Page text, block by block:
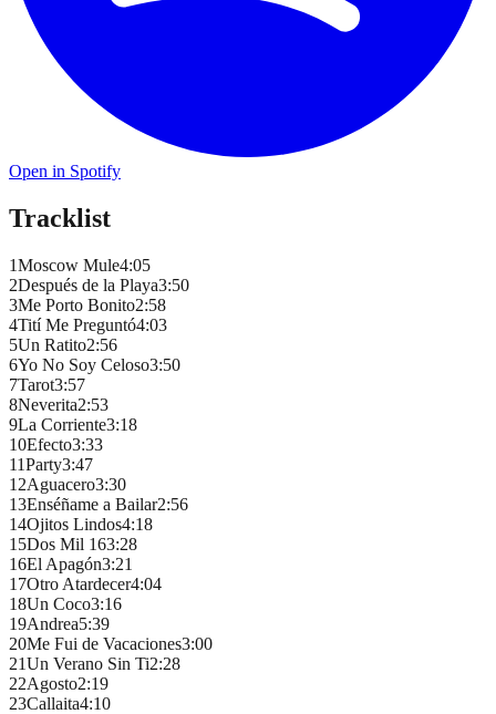
Open in Spotify
Tracklist
1Moscow Mule4:05
2Después de la Playa3:50
3Me Porto Bonito2:58
4Tití Me Preguntó4:03
5Un Ratito2:56
6Yo No Soy Celoso3:50
7Tarot3:57
8Neverita2:53
9La Corriente3:18
10Efecto3:33
11Party3:47
12Aguacero3:30
13Enséñame a Bailar2:56
14Ojitos Lindos4:18
15Dos Mil 163:28
16El Apagón3:21
17Otro Atardecer4:04
18Un Coco3:16
19Andrea5:39
20Me Fui de Vacaciones3:00
21Un Verano Sin Ti2:28
22Agosto2:19
23Callaita4:10